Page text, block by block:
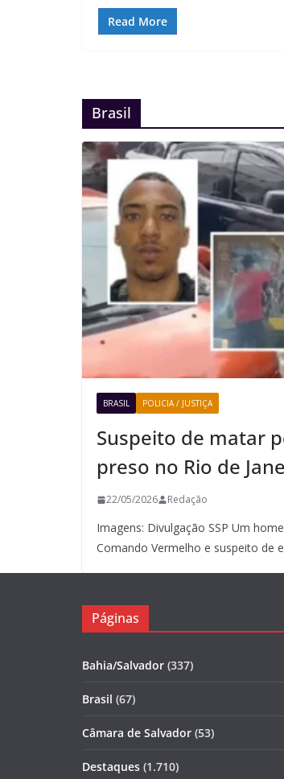
Read More
Brasil
BRASIL POLICIA / JUSTIÇA
Suspeito de matar
preso no Rio de
22/05/2026 Redação
Imagens: Divulgação SSP Um
Comando Vermelho e suspeito de
Páginas
Bahia/Salvador (337)
Brasil (67)
Câmara de Salvador (53)
Destaques (1.710)